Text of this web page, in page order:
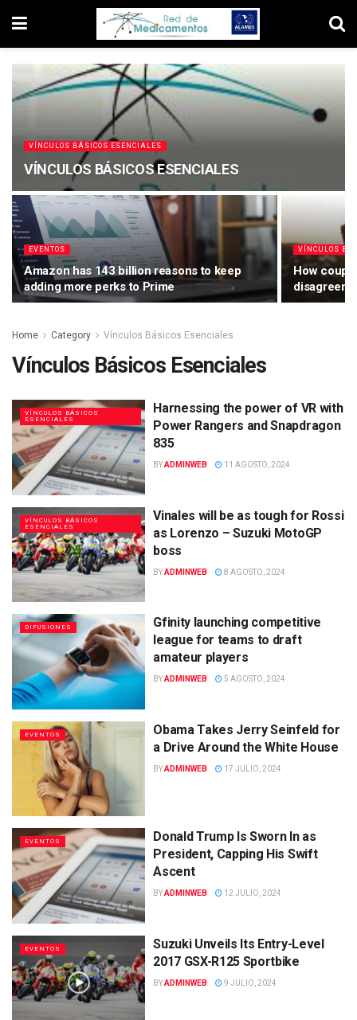
VÍNCULOS BÁSICOS ESENCIALES
VÍNCULOS BÁSICOS ESENCIALES
EVENTOS
Amazon has 143 billion reasons to keep
adding more perks to Prime
VÍNCULOS
How
Home Category Vínculos Básicos Esenciales
Vínculos Básicos Esenciales
VÍNCULOS BÁSICOS
ESENCIALES
Harnessing the power of VR with
Power Rangers and Snapdragon
835
BYADMINWEB 11 AGOSTO, 2024
VÍNCULOS BÁSICOS
ESENCIALES
Vinales will be as tough for Rossi
as Lorenzo – Suzuki MotoGP
boss
BYADMINWEB 8 AGOSTO, 2024
DIFUSIONES
Gfinity launching competitive
league for teams to draft
amateur players
BYADMINWEB 5 AGOSTO, 2024
EVENTOS
Obama Takes Jerry Seinfeld for
a Drive Around the White House
BYADMINWEB 17 JULIO, 2024
EVENTOS
Donald Trump Is Sworn In as
President, Capping His Swift
Ascent
BYADMINWEB 12 JULIO, 2024
EVENTOS
Suzuki Unveils Its Entry-Level
2017 GSX-R125 Sportbike
BYADMINWEB 9 JULIO, 2024